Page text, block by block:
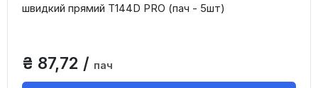
швидкий прямий T144D PRO (пач - 5шт)
₴ 87,72 / пач